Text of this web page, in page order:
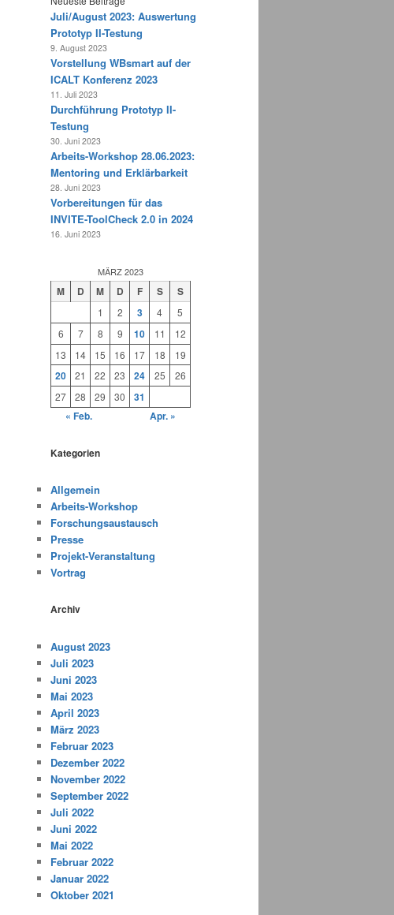
Juli/August 2023: Auswertung
Prototyp II-Testung
9. August 2023
Vorstellung WBsmart auf der
ICALT Konferenz 2023
11. Juli 2023
Durchführung Prototyp II-
Testung
30. Juni 2023
Arbeits-Workshop 28.06.2023:
Mentoring und Erklärbarkeit
28. Juni 2023
Vorbereitungen für das
INVITE-ToolCheck 2.0 in 2024
16. Juni 2023
MÄRZ 2023
M D M D F S S
1 2 3 4
5
6
7 8 9 10 11
12
13
14 15 16 17 18 19
20 21 22 23 24 25
26
27
28 29 30
31
« Feb.
Apr. »
Kategorien
Allgemein
Arbeits-Workshop
Forschungsaustausch
Presse
Projekt-Veranstaltung
Vortrag
Archiv
August 2023
Juli 2023
Juni 2023
Mai 2023
April 2023
März 2023
Februar 2023
Dezember 2022
November 2022
September 2022
Juli 2022
Juni 2022
Mai 2022
Februar 2022
Januar 2022
Oktober 2021